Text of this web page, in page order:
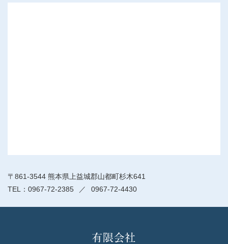
〒861-3544 熊本県上益城郡山都町杉木641
0967-72-2385
0967-72-4430